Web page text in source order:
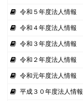
令和５年度法人情報
令和４年度法人情報
令和３年度法人情報
令和２年度法人情報
令和元年度法人情報
平成３０年度法人情報